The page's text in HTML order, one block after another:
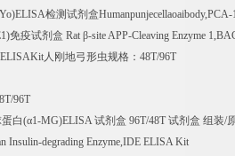
检测试剂盒
免疫试剂盒 Rat β-site APP-Cleaving Enzyme
人刚地弓形虫规格： 48T/96T
96T
白(α1-MG)ELISA试剂盒 96T/48T 试剂盒 组装/
Insulin-degrading Enzyme,IDE ELISA Kit